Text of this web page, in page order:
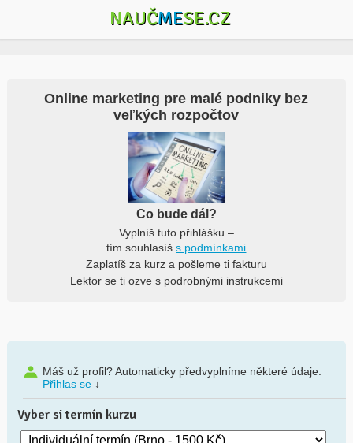
NAUČMESE.CZ
Online marketing pre malé podniky bez
veľkých rozpočtov
Co bude dál?
Vyplníš tuto přihlášku –
tím souhlasíšs podmínkami
Zaplatíš za kurz a pošleme ti fakturu
Lektor se ti ozve s podrobnými instrukcemi
Máš už profil? Automaticky předvyplníme některé údaje.
Přihlas se↓
Vyber si termín kurzu